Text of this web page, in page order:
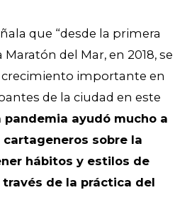
que “desde la primera
del Mar, en 2018, se
crecimiento importante en
de la ciudad en este
pandemia ayudó mucho a
sobre la
hábitos y estilos de
de la práctica del